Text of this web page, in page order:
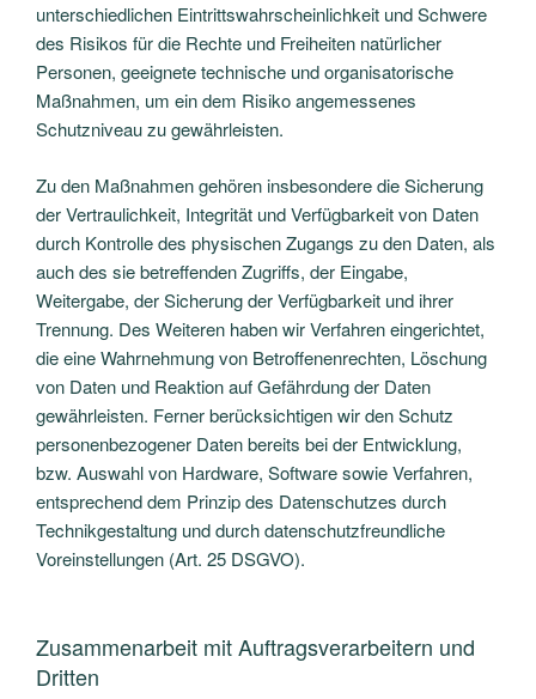
unterschiedlichen Eintrittswahrscheinlichkeit und Schwere
des Risikos für die Rechte und Freiheiten natürlicher
Personen, geeignete technische und organisatorische
Maßnahmen, um ein dem Risiko angemessenes
Schutzniveau zu gewährleisten.
Zu den Maßnahmen gehören insbesondere die Sicherung
der Vertraulichkeit, Integrität und Verfügbarkeit von Daten
durch Kontrolle des physischen Zugangs zu den Daten, als
auch des sie betreffenden Zugriffs, der Eingabe,
Weitergabe, der Sicherung der Verfügbarkeit und ihrer
Trennung. Des Weiteren haben wir Verfahren eingerichtet,
die eine Wahrnehmung von Betroffenenrechten, Löschung
von Daten und Reaktion auf Gefährdung der Daten
gewährleisten. Ferner berücksichtigen wir den Schutz
personenbezogener Daten bereits bei der Entwicklung,
bzw. Auswahl von Hardware, Software sowie Verfahren,
entsprechend dem Prinzip des Datenschutzes durch
Technikgestaltung und durch datenschutzfreundliche
Voreinstellungen (Art. 25 DSGVO).
Zusammenarbeit mit Auftragsverarbeitern und
Dritten